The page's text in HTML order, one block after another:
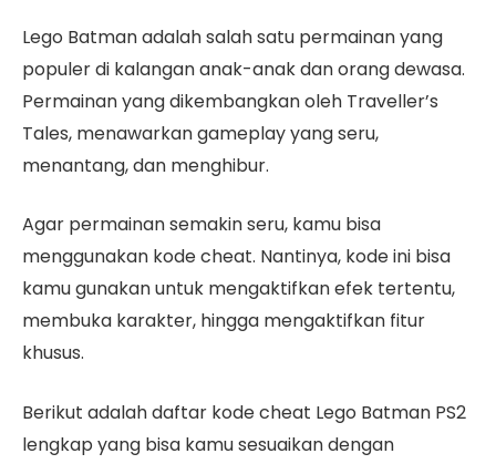
Lego Batman adalah salah satu permainan yang
populer di kalangan anak-anak dan orang dewasa.
Permainan yang dikembangkan oleh Traveller’s
Tales, menawarkan gameplay yang seru,
menantang, dan menghibur.
Agar permainan semakin seru, kamu bisa
menggunakan kode cheat. Nantinya, kode ini bisa
kamu gunakan untuk mengaktifkan efek tertentu,
membuka karakter, hingga mengaktifkan fitur
khusus.
Berikut adalah daftar kode cheat Lego Batman PS2
lengkap yang bisa kamu sesuaikan dengan